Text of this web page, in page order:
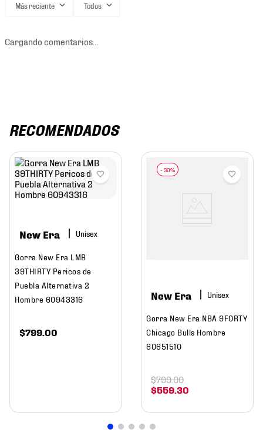
Más reciente Todos
Cargando comentarios…
RECOMENDADOS
New Era
Gorra New Era LMB
39THIRTY Pericos de
Puebla Alternativa 2
Hombre 60943316
$799.00
New Era
Gorra New Era NBA 9FORTY
Chicago Bulls Hombre
60651510
$559.30
$799.00